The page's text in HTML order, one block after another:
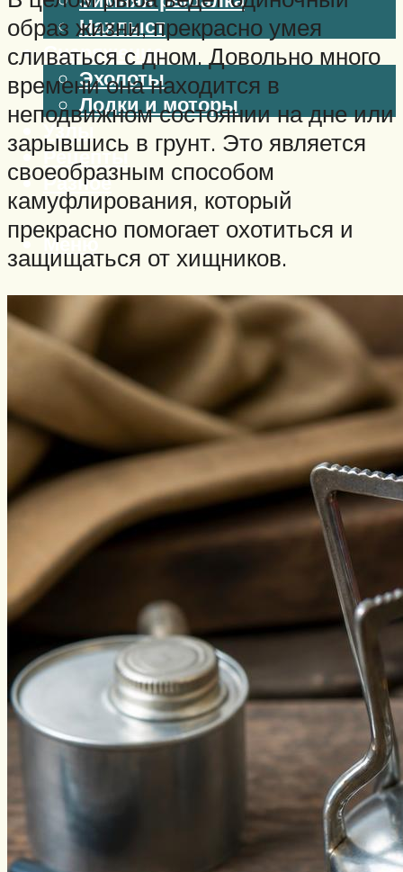
Нахлыст
Снаряжение
Эхолоты
Лодки и моторы
Узлы
Рецепты
Разное
Меню
образ жизни, прекрасно умея
сливаться с дном. Довольно много
времени она находится в
неподвижном состоянии на дне или
зарывшись в грунт. Это является
своеобразным способом
камуфлирования, который
прекрасно помогает охотиться и
защищаться от хищников.